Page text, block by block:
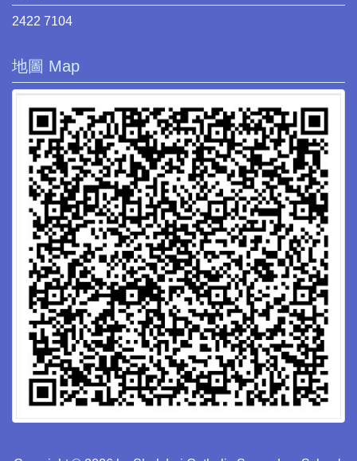
2422 7104
地圖 Map